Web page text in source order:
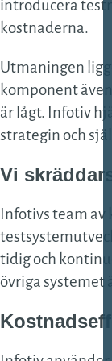
introducera
kostnaderna.
Utmaningen
komponent
är lågt. Infotiv
strategin och
Vi
Infotivs team
tidig och
övriga systemet